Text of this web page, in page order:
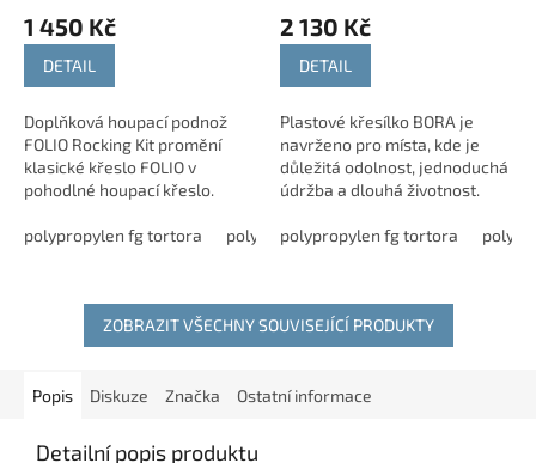
1 450 Kč
DETAIL
Doplňková houpací podnož
FOLIO Rocking Kit promění
klasické křeslo FOLIO v
pohodlné houpací křeslo.
pro ještě větší komfort při
polypropylen fg tortora polypropylen fg antracite
2 130 Kč
DETAIL
Plastové křesílko BORA je
navrženo pro místa, kde je
důležitá odolnost, jednoduchá
údržba a dlouhá životnost.
vyztuženého skelnými vlákny
polypropylen fg tortora
ZOBRAZIT VŠECHNY SOUVISEJÍCÍ PRODUKTY
Popis Diskuze Značka Ostatní informace
Detailní popis produktu